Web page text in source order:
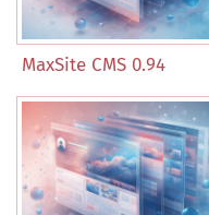
MaxSite CMS 0.94